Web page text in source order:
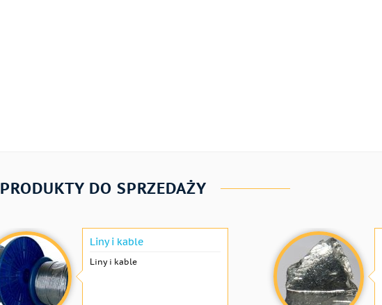
PRODUKTY DO SPRZEDAŻY
Liny i kable
Liny i kable